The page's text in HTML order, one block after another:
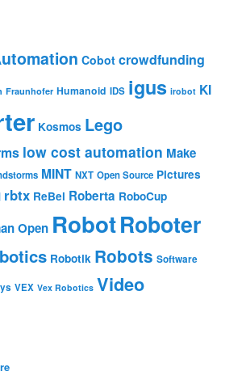
Cobot crowdfunding
Fraunhofer Humanoid IDS igus irobot KI
Kosmos Lego
low cost automation Make
MINT NXT Open Source Pictures
rbtx ReBel Roberta RoboCup
Open RobotRoboter
Robotik Robots Software
VEX Vex Robotics Video